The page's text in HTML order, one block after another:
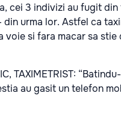
cei 3 indivizi au fugit din
urma lor. Astfel ca
voie si fara macar sa stie
TAXIMETRIST:
au gasit un telefon